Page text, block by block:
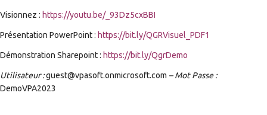
Visionnez : https://youtu.be/_93Dz5cxBBI
Présentation PowerPoint : https://bit.ly/QGRVisuel_PDF1
Démonstration Sharepoint : https://bit.ly/QgrDemo
Utilisateur :guest@vpasoft.onmicrosoft.com – Mot Passe :
DemoVPA2023